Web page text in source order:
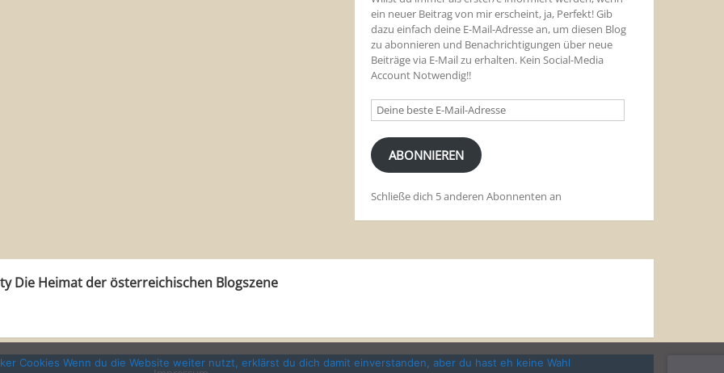
ein neuer Beitrag von mir erscheint, ja, Perfekt! Gib
dazu einfach deine E-Mail-Adresse an, um diesen Blog
zu abonnieren und Benachrichtigungen über neue
Beiträge via E-Mail zu erhalten. Kein Social-Media
Account Notwendig!!
Deine
beste
E-
Mail-
Adresse
ABONNIEREN
Schließe dich 5 anderen Abonnenten an
Die Heimat der österreichischen Blogszene
Cookies Wenn du die Website weiter nutzt, erklärst du dich damit einverstanden, aber du hast eh keine Wahl